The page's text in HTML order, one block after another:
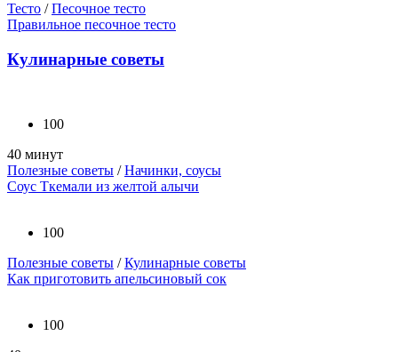
Тесто /Песочное тесто
Правильное песочное тесто
Кулинарные советы
100
40 минут
Полезные советы /Начинки, соусы
Соус Ткемали из желтой алычи
100
Полезные советы /Кулинарные советы
Как приготовить апельсиновый сок
100